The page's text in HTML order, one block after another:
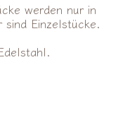
werden nur in
sind Einzelstücke.